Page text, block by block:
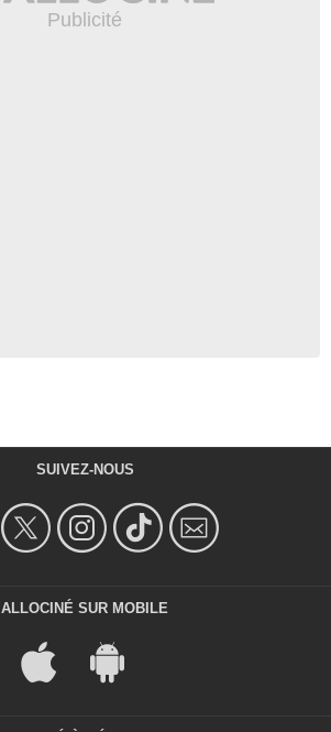
SUIVEZ-NOUS
ALLOCINÉ SUR MOBILE